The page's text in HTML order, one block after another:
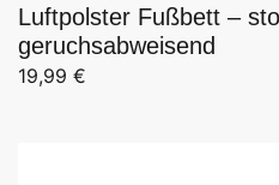
Luftpolster Fußbett –
geruchsabweisend
19,99 €